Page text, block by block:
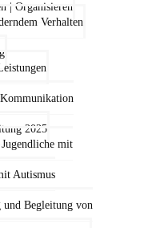
| Organisieren
Verhalten
2025
mit
Autismus
und Begleitung von